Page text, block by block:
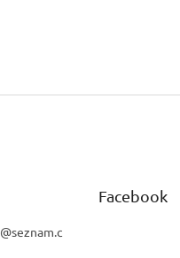
@seznam.c
Facebook